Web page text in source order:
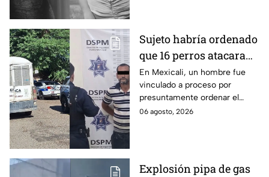
Sujeto habría ordenado
que 16 perros atacaran
a su hermana con
discapacidad en
Mexicali, BC
En Mexicali, un hombre fue
vinculado a proceso por
presuntamente ordenar el
ataque de 16 perros contra su
06 agosto, 2026
Explosión pipa de gas